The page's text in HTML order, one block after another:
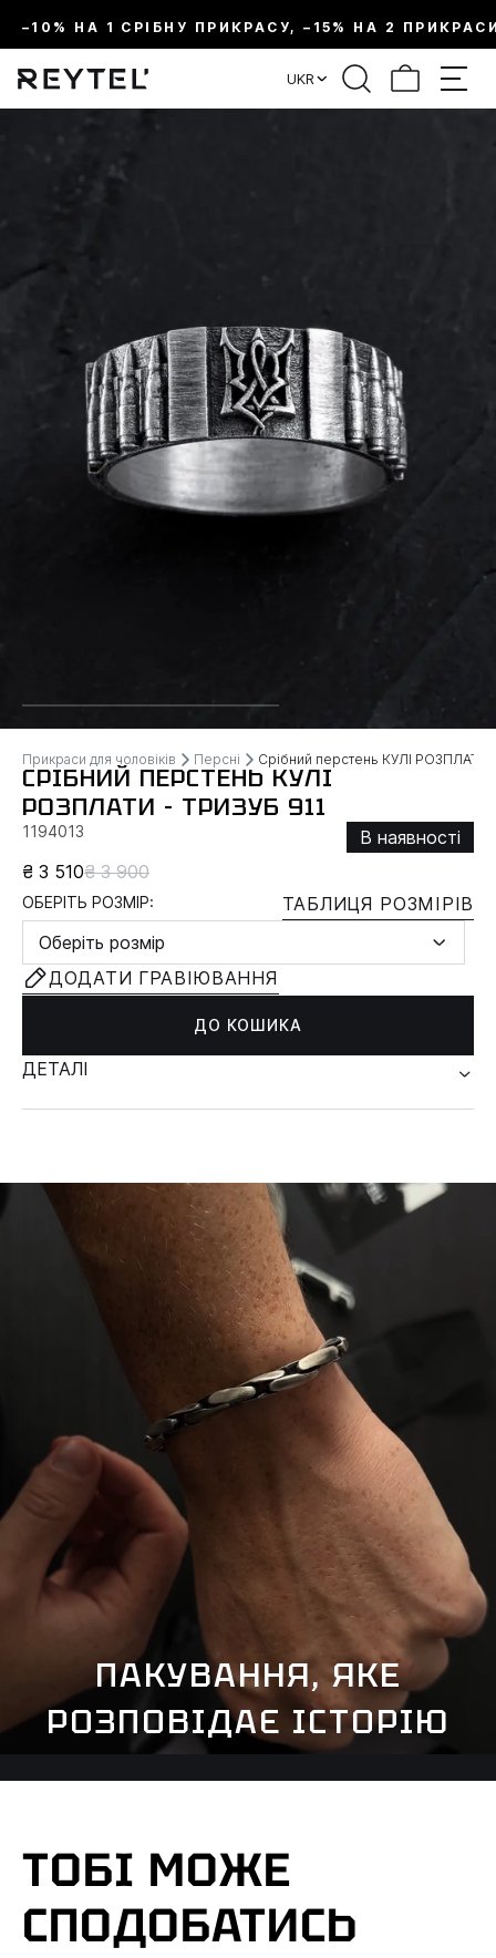
–10% НА 1 СРІБНУ ПРИКРАСУ, –15% НА 2
UKR
Прикраси для чоловіків Персні Срібний перстень КУЛІ РОЗПЛАТИ
СРІБНИЙ ПЕРСТЕНЬ КУЛІ
РОЗПЛАТИ - ТРИЗУБ 911
1194013
В наявності
₴ 3 510₴ 3 900
ОБЕРІТЬ РОЗМІР:
ТАБЛИЦЯ РОЗМІРІВ
Оберіть розмір
ДОДАТИ ГРАВІЮВАННЯ
ДО КОШИКА
ДЕТАЛІ
ПАКУВАННЯ, ЯКЕ
РОЗПОВІДАЄ ІСТОРІЮ
ТОБІ МОЖЕ
СПОДОБАТИСЬ